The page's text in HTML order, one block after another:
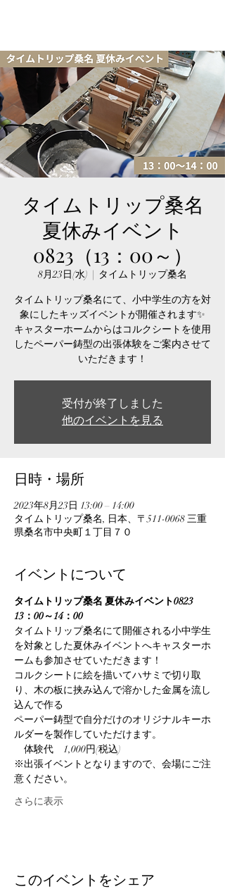
タイムトリップ桑名
夏休みイベント
0823（13：00～）
8月23日(水)
  |
タイムトリップ桑名
タイムトリップ桑名にて、小中学生の方を対
象にしたキッズイベントが開催されます✨
キャスターホームからはコルクシートを使用
したペーパー鋳型の出張体験をご案内させて
いただきます！
受付が終了しました
他のイベントを見る
日時・場所
2023年8月23日 13:00 – 14:00
タイムトリップ桑名, 日本、〒511-0068 三重
県桑名市中央町１丁目７０
イベントについて
タイムトリップ桑名 夏休みイベント0823
13：00～14：00
タイムトリップ桑名にて開催される小中学生
を対象とした夏休みイベントへキャスターホ
ームも参加させていただきます！
コルクシートに絵を描いてハサミで切り取
り、木の板に挟み込んで溶かした金属を流し
込んで作る
ペーパー鋳型で自分だけのオリジナルキーホ
ルダーを製作していただけます。
体験代　1,000円(税込)
※出張イベントとなりますので、会場にご注
意ください。
さらに表示
このイベントをシェア